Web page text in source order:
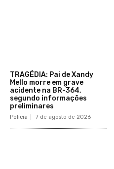
TRAGÉDIA: Pai de Xandy
Mello morre em grave
acidente na BR-364,
segundo informações
preliminares
Policia 7 de agosto de 2026